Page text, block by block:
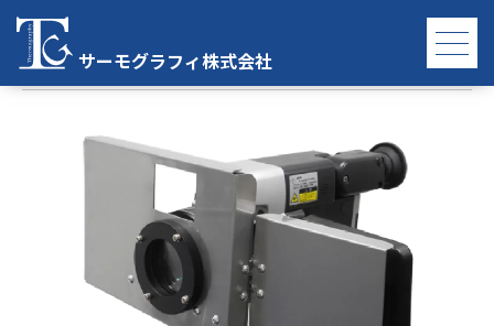
サーモグラフィ株式会社
InfReC R300BPシリーズ